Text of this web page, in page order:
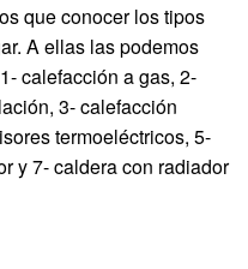
que conocer los tipos
A ellas las podemos
calefacción a gas, 2-
3- calefacción
termoeléctricos, 5-
y 7- caldera con radiador